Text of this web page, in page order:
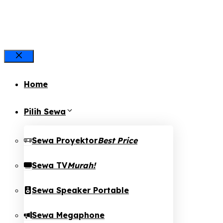
Close
Home
Pilih Sewa
Sewa ProyektorBest Price
Sewa TVMurah!
Sewa Speaker Portable
Sewa Megaphone